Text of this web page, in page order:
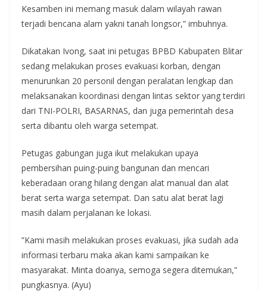
Kesamben ini memang masuk dalam wilayah rawan
terjadi bencana alam yakni tanah longsor,” imbuhnya.
Dikatakan Ivong, saat ini petugas BPBD Kabupaten Blitar
sedang melakukan proses evakuasi korban, dengan
menurunkan 20 personil dengan peralatan lengkap dan
melaksanakan koordinasi dengan lintas sektor yang terdiri
dari TNI-POLRI, BASARNAS, dan juga pemerintah desa
serta dibantu oleh warga setempat.
Petugas gabungan juga ikut melakukan upaya
pembersihan puing-puing bangunan dan mencari
keberadaan orang hilang dengan alat manual dan alat
berat serta warga setempat. Dan satu alat berat lagi
masih dalam perjalanan ke lokasi.
”Kami masih melakukan proses evakuasi, jika sudah ada
informasi terbaru maka akan kami sampaikan ke
masyarakat. Minta doanya, semoga segera ditemukan,”
pungkasnya. (Ayu)